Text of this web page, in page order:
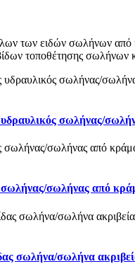
των ειδών σωλήνων
τοποθέτησης σωλήνων
σωλήνας/
σωλήνας από
σωλήνα/σωλήνα